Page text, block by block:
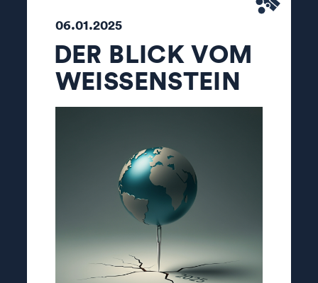
06.01.2025
DER BLICK VOM
WEISSENSTEIN